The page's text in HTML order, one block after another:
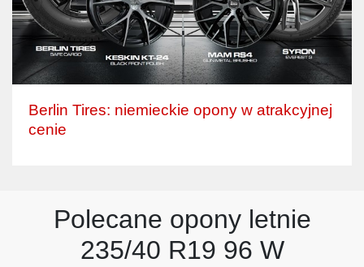
Berlin Tires: niemieckie opony w atrakcyjnej
cenie
Polecane opony letnie
235/40 R19 96 W